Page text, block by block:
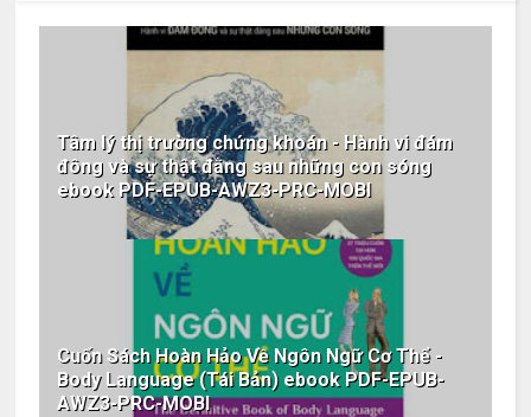
Tâm lý thị trường chứng khoán - Hành vi đám
đông và sự thật đằng sau những con sóng
ebook PDF-EPUB-AWZ3-PRC-MOBI
Cuốn Sách Hoàn Hảo Về Ngôn Ngữ Cơ Thể -
Body Language (Tái Bản) ebook PDF-EPUB-
AWZ3-PRC-MOBI